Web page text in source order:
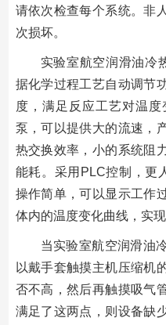
请依次检查每个系统。非
次损坏。
实验室航空润滑油冷
据化学过程工艺自动调节
度，满足反应工艺对温
泵，可以提供大的流速，
热交换效率，小的系统阻
能耗。采用PLC控制，更
操作简单，可以显示工作
体内的温度变化曲线，实
当实验室航空润滑油
以戴手套触摸主机压缩机
否不高，然后再触摸吸气
满足了这两点，则设备缺